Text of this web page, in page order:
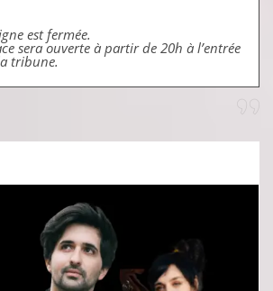
est fermée.
sera ouverte à partir de 20h à l’entrée
tribune.